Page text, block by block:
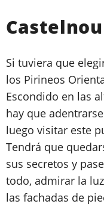
Castelnou
Si tuviera que
los Pirineos
Escondido en las
hay que
luego visitar este
Tendrá que
sus secretos y
todo, admirar la
las fachadas de